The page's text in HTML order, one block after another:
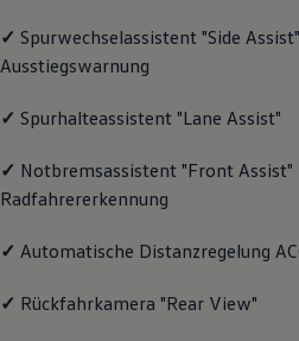
Räder und Reifen
Pannen- und
Economy Service
Zubehör
Schutz und Pflege
Entertainment und
Wallbox und
Dienste für Ihr
Volkswagen Apps,
✓ Spurwechselassistent "Side
Ausstiegswarnung
✓ Spurhalteassistent "Lane Assist"
✓ Notbremsassistent "Front Assist"
Radfahrererkennung
✓ Automatische Distanzregelung
✓ Rückfahrkamera "Rear View"